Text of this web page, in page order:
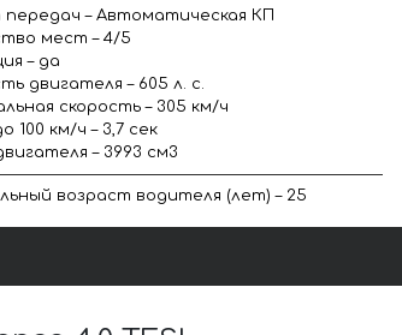
передач – Автоматическая КП
мест – 4/5
– да
двигателя – 605 л. с.
скорость – 305 км/ч
100 км/ч – 3,7 сек
– 3993 см3
возраст водителя (лет) – 25